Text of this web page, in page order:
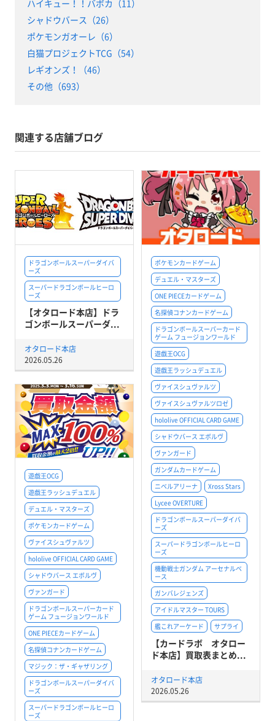
ハイキュー！！バボカ（11）
シャドウバース（26）
ポケモンガオーレ（6）
白猫プロジェクトTCG（54）
レギオンズ！（46）
その他（693）
関連する店舗ブログ
ドラゴンボールスーパーダイバ
ーズ
スーパードラゴンボールヒーロ
ーズ
【オタロード本店】ドラ
ゴンボールスーパーダ...
オタロード本店
2026.05.26
ポケモンカードゲーム
デュエル・マスターズ
ONE PIECEカードゲーム
名探偵コナンカードゲーム
ドラゴンボールスーパーカード
ゲーム フュージョンワールド
遊戯王OCG
遊戯王ラッシュデュエル
ヴァイスシュヴァルツ
ヴァイスシュヴァルツロゼ
hololive OFFICIAL CARD GAME
シャドウバース エボルヴ
ヴァンガード
ガンダムカードゲーム
ニベルアリーナ
Xross Stars
Lycee OVERTURE
ドラゴンボールスーパーダイバ
ーズ
スーパードラゴンボールヒーロ
ーズ
機動戦士ガンダム アーセナルベ
ース
ガンバレジェンズ
アイドルマスター TOURS
艦これアーケード
サプライ
【カードラボ オタロー
ド本店】買取表まとめ...
オタロード本店
2026.05.26
遊戯王OCG
遊戯王ラッシュデュエル
デュエル・マスターズ
ポケモンカードゲーム
ヴァイスシュヴァルツ
hololive OFFICIAL CARD GAME
シャドウバース エボルヴ
ヴァンガード
ドラゴンボールスーパーカード
ゲーム フュージョンワールド
ONE PIECEカードゲーム
名探偵コナンカードゲーム
マジック：ザ・ギャザリング
ドラゴンボールスーパーダイバ
ーズ
スーパードラゴンボールヒーロ
ーズ